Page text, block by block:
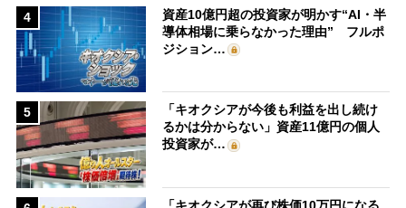
4
資産10億円超の投資家が明かす“AI・半
導体相場に乗らなかった理由” フルポ
ジション…
5
「キオクシアが今後も利益を出し続け
るかは分からない」資産11億円の個人
投資家が…
「キオクシアが再び株価10万円になる